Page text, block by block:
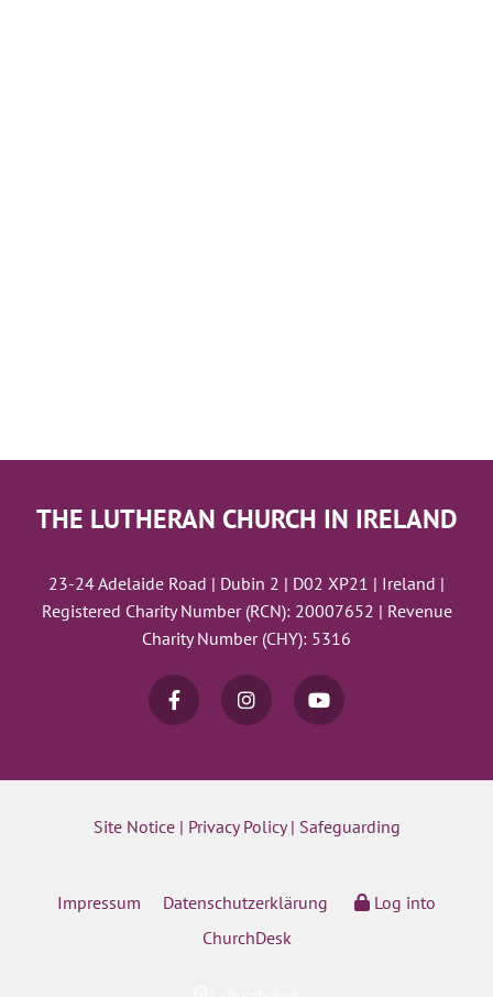
THE LUTHERAN CHURCH IN IRELAND
23-24 Adelaide Road | Dubin 2 | D02 XP21 | Ireland |
Registered Charity Number (RCN): 20007652 | Revenue
Charity Number (CHY): 5316
Site Notice| Privacy Policy| Safeguarding
Impressum Datenschutzerklärung
Log into
ChurchDesk